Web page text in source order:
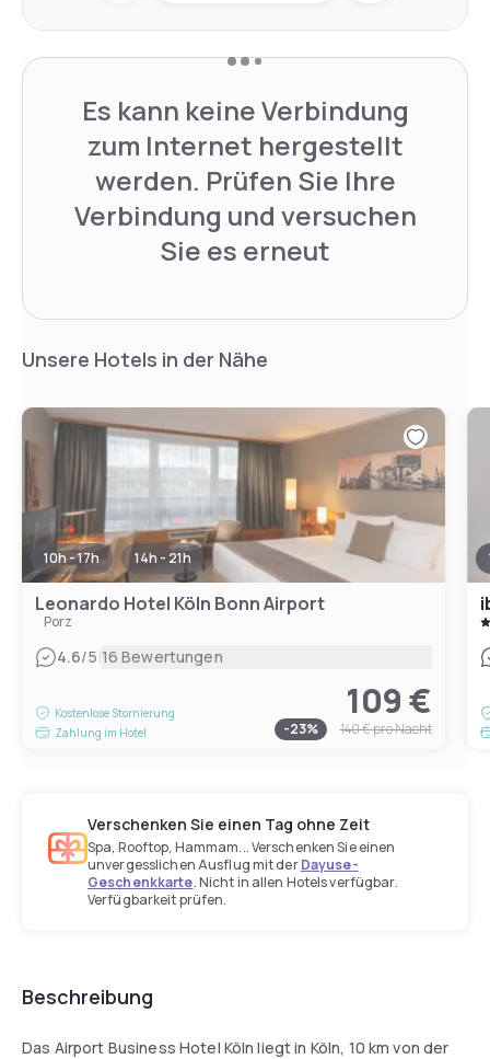
Es kann keine Verbindung
zum Internet hergestellt
werden. Prüfen Sie Ihre
Verbindung und versuchen
Sie es erneut
Unsere Hotels in der Nähe
10h - 17h 14h - 21h
Leonardo Hotel Köln Bonn Airport
Porz
4.6/5|16 Bewertungen
Kostenlose Stornierung
Zahlung im Hotel
109 €
-23% 140 €pro Nacht
Verschenken Sie einen Tag ohne Zeit
Spa, Rooftop, Hammam... Verschenken Sie einen
unvergesslichen Ausflug mit derDayuse-
Geschenkkarte. Nicht in allen Hotels verfügbar.
Verfügbarkeit prüfen.
Beschreibung
Das Airport Business Hotel Köln liegt in Köln, 10 km von der